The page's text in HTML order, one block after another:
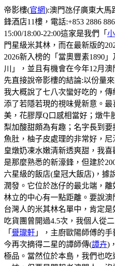
帝影樓(官網):澳門氹仔廣東大馬
鋒酒店11樓，電話:+853 2886
15:00/18:00-22:00這家是我們「
門星級米其林，而在最新版的
2026新入榜的「當奧豐素1890
川」，並且有機會在今年12月
先直接說帝影樓的結論:以份量
我大概說了七八次蠻好吃的，
添了若隱若現的視味覺新意。
美，花膠厚Q口感相當好；燉牛
梨加酸甜頗為有趣；名字長到
魚肚，柚子皮處理的非常好，
皇燉奶凍水嫩清新透爽甜，我
是那麼熟悉的新濠鋒，但建於
六星級的飯店(皇冠大飯店)，據
潤發。它位於氹仔的最北端，
林立的中心有一點距離。要說
台灣人的米其林名單中，肯定
吃貨團曾開過4.5次，我個人從
「 譽瓏軒 」，主廚歐陽師傅的
今再次摘得二星的譚師傳(譚卉)
極品。當然位於本島，我們也吃